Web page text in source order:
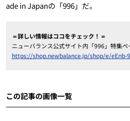
ade in Japanの「996」だ。
＝詳しい情報はココをチェック！＝
ニューバランス公式サイト内「996」特集ペ
https://shop.newbalance.jp/shop/e/eEnb-
この記事の画像一覧